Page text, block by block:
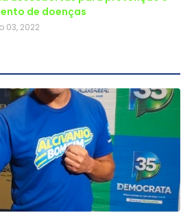
de doenças
03, 2022